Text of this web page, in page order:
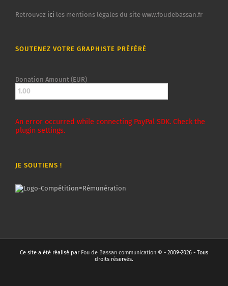
Retrouvez ici les mentions légales du site www.foudebassan.fr
SOUTENEZ VOTRE GRAPHISTE PRÉFÉRÉ
Donation Amount (EUR)
An error occurred while connecting PayPal SDK. Check the
plugin settings.
JE SOUTIENS !
Ce site a été réalisé par Fou de Bassan communication © - 2009-2026 - Tous
droits réservés.